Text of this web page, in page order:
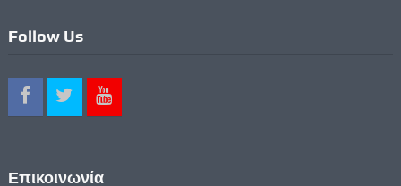
Follow Us
Επικοινωνία